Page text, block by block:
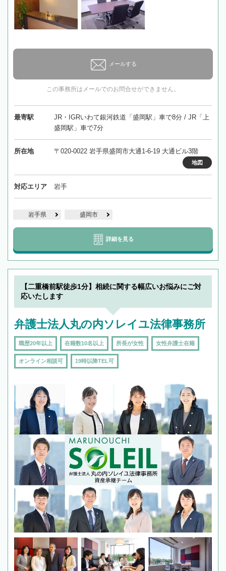
メールする
この事務所はメールでのお問合せができません。
最寄駅
JR・IGRいわて銀河鉄道「盛岡駅」車で8分 / JR「上
盛岡駅」車で7分
所在地 〒020-0022 岩手県盛岡市大通1-6-19 大通ビル3階
地図
対応エリア 岩手
岩手県 盛岡市
詳細を見る
【二重橋前駅徒歩1分】相続に関する幅広いお悩みにご対
応いたします
弁護士法人丸の内ソレイユ法律事務所
職歴20年以上 在籍数10名以上 所長が女性 女性弁護士在籍
オンライン相談可 19時以降TEL可